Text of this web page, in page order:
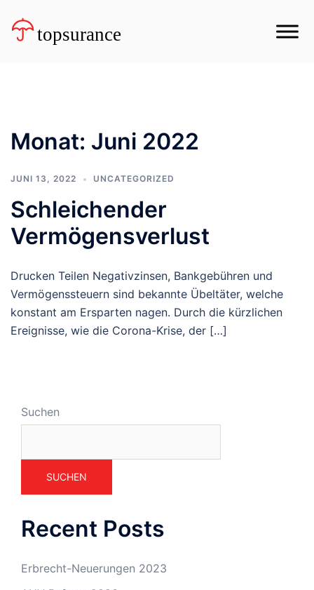
Inhalt
springen
Monat: Juni 2022
JUNI 13, 2022 UNCATEGORIZED
Schleichender
Vermögensverlust
Drucken Teilen Negativzinsen, Bankgebühren und
Vermögenssteuern sind bekannte Übeltäter, welche
konstant am Ersparten nagen. Durch die kürzlichen
Ereignisse, wie die Corona-Krise, der […]
Suchen
SUCHEN
Recent Posts
Erbrecht-Neuerungen 2023